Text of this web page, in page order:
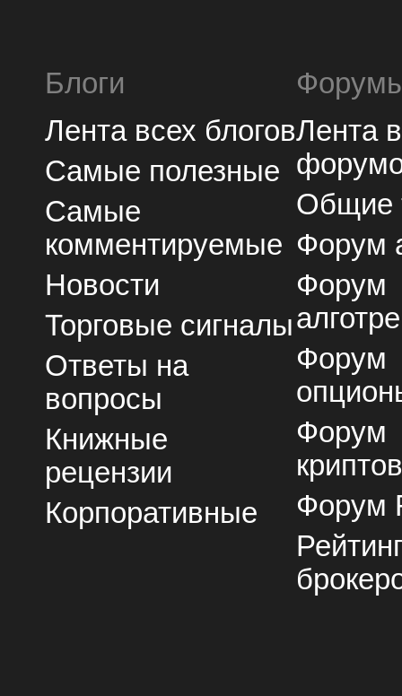
Блоги
Лента всех блогов
Самые полезные
Самые
комментируемые
Новости
Торговые сигналы
Ответы на
вопросы
Книжные
рецензии
Корпоративные
Лента
Общие
Форум
Форум
Форум
Форум
Форум